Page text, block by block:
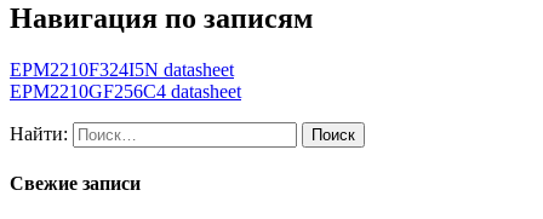
Навигация по записям
EPM2210F324I5N datasheet
EPM2210GF256C4 datasheet
Найти:
Свежие записи